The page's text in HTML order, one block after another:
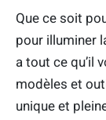
Que ce soit
pour illuminer
a tout ce qu’il
modèles et
unique et